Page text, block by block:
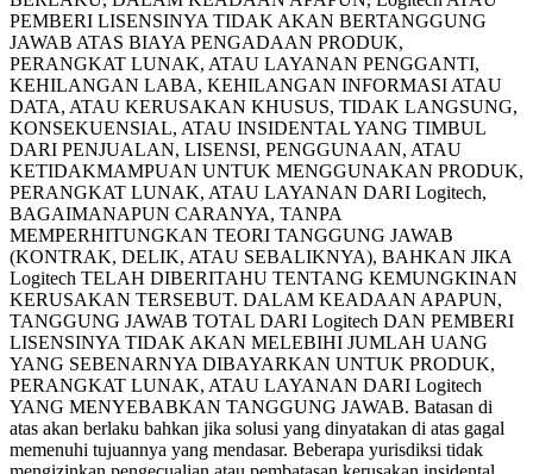
PEMBERI LISENSINYA TIDAK AKAN BERTANGGUNG
JAWAB ATAS BIAYA PENGADAAN PRODUK,
PERANGKAT LUNAK, ATAU LAYANAN PENGGANTI,
KEHILANGAN LABA, KEHILANGAN INFORMASI ATAU
DATA, ATAU KERUSAKAN KHUSUS, TIDAK LANGSUNG,
KONSEKUENSIAL, ATAU INSIDENTAL YANG TIMBUL
DARI PENJUALAN, LISENSI, PENGGUNAAN, ATAU
KETIDAKMAMPUAN UNTUK MENGGUNAKAN PRODUK,
PERANGKAT LUNAK, ATAU LAYANAN DARI Logitech,
BAGAIMANAPUN CARANYA, TANPA
MEMPERHITUNGKAN TEORI TANGGUNG JAWAB
(KONTRAK, DELIK, ATAU SEBALIKNYA), BAHKAN JIKA
Logitech TELAH DIBERITAHU TENTANG KEMUNGKINAN
KERUSAKAN TERSEBUT. DALAM KEADAAN APAPUN,
TANGGUNG JAWAB TOTAL DARI Logitech DAN PEMBERI
LISENSINYA TIDAK AKAN MELEBIHI JUMLAH UANG
YANG SEBENARNYA DIBAYARKAN UNTUK PRODUK,
PERANGKAT LUNAK, ATAU LAYANAN DARI Logitech
YANG MENYEBABKAN TANGGUNG JAWAB. Batasan di
atas akan berlaku bahkan jika solusi yang dinyatakan di atas gagal
memenuhi tujuannya yang mendasar. Beberapa yurisdiksi tidak